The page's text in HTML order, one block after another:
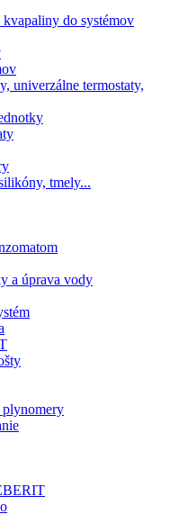
do systémov
univerzálne termostaty,
tmely...
a úprava vody
plynomery